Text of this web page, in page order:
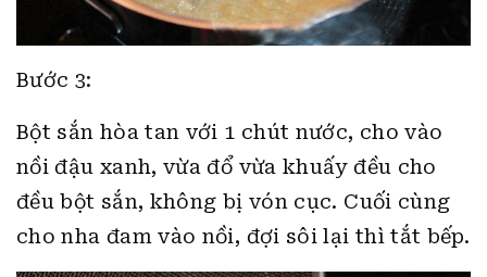
Bước 3:
Bột sắn hòa tan với 1 chút nước, cho vào
nồi đậu xanh, vừa đổ vừa khuấy đều cho
đều bột sắn, không bị vón cục. Cuối cùng
cho nha đam vào nồi, đợi sôi lại thì tắt bếp.